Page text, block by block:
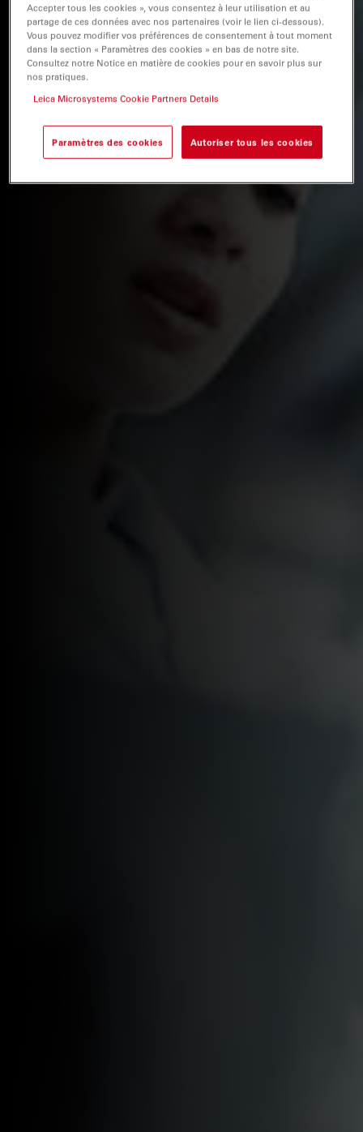
Accepter tous les cookies », vous consentez à leur utilisation et au
partage de ces données avec nos partenaires (voir le lien ci-dessous).
Vous pouvez modifier vos préférences de consentement à tout moment
dans la section « Paramètres des cookies » en bas de notre site.
Consultez notre Notice en matière de cookies pour en savoir plus sur
nos pratiques.
Leica Microsystems Cookie Partners Details
Paramètres des cookies Autoriser tous les cookies